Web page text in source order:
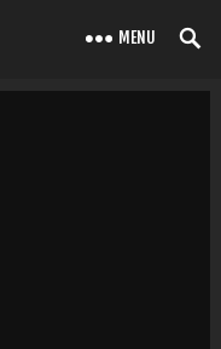
MENU